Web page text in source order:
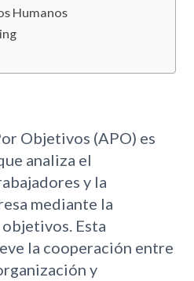
Humanos
Objetivos (APO) es
analiza el
y la
mediante la
Esta
la cooperación entre
y